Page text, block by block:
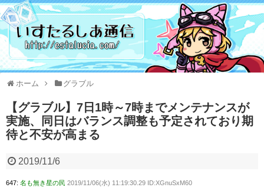
ホーム グラブル
【グラブル】7日1時～7時までメンテナンスが
実施、同日はバランス調整も予定されており期
待と不安が高まる
2019/11/6
647: 名も無き星の民 2019/11/06(水) 11:19:30.29 ID:XGnuSxM60